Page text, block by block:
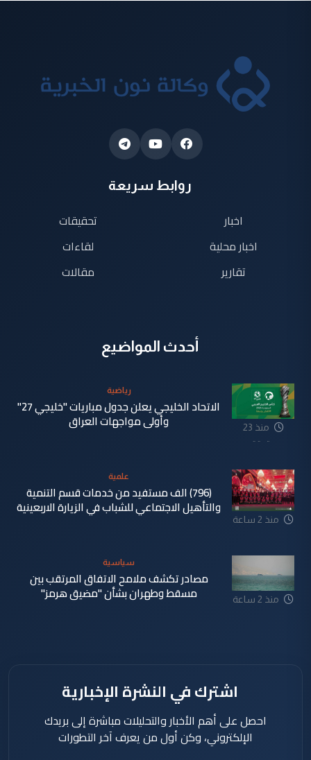
روابط سريعة
اخبار
اخبار محلية
تقارير
تحقيقات
لقاءات
مقالات
أحدث المواضيع
منذ 23
دقيقة
رياضية
الاتحاد الخليجي يعلن جدول مباريات "خليجي 27"
وأولى مواجهات العراق
منذ 2 ساعة
علمية
(796) الف مستفيد من خدمات قسم التنمية
والتأهيل الاجتماعي للشباب في الزيارة الاربعينية
منذ 2 ساعة
سياسية
مصادر تكشف ملامح الاتفاق المرتقب بين
مسقط وطهران بشأن "مضيق هرمز"
اشترك في النشرة الإخبارية
احصل على أهم الأخبار والتحليلات مباشرة إلى بريدك
الإلكتروني، وكن أول من يعرف آخر التطورات